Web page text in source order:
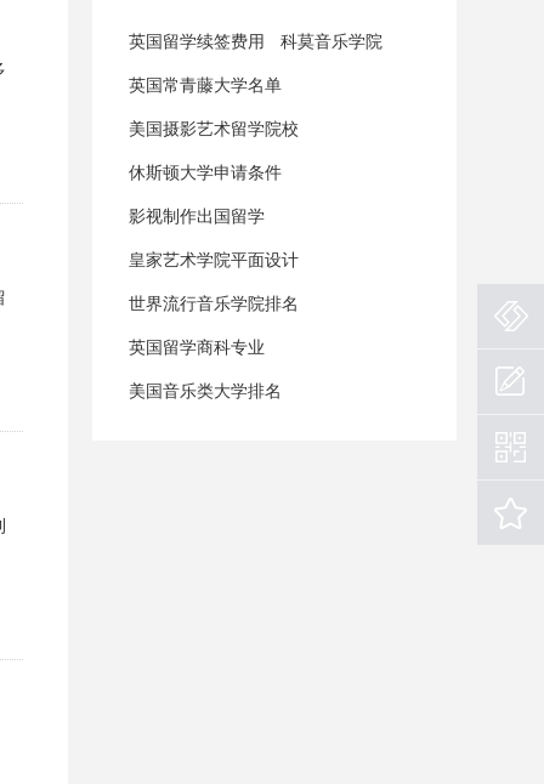
英国留学续签费用
科莫音乐学院
英国常青藤大学名单
美国摄影艺术留学院校
休斯顿大学申请条件
影视制作出国留学
皇家艺术学院平面设计
世界流行音乐学院排名
英国留学商科专业
美国音乐类大学排名